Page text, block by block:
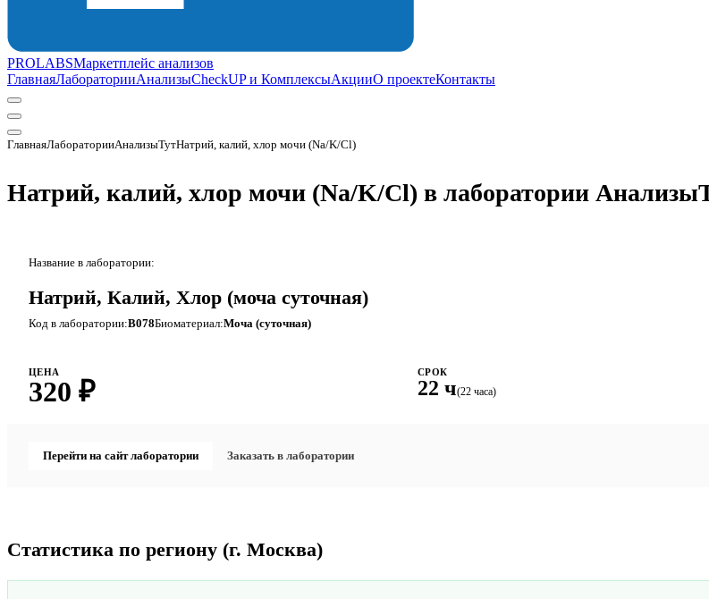
PROLABSМаркетплейс анализов
ГлавнаяЛабораторииАнализыCheckUP и КомплексыАкцииО проектеКонтакты
ГлавнаяЛабораторииАнализыТутНатрий, калий, хлор мочи (Na/K/Cl)
Натрий, калий, хлор мочи (Na/K/Cl) в лаборатории
Название в лаборатории:
Натрий, Калий, Хлор (моча суточная)
Код в лаборатории:B078Биоматериал:Моча (суточная)
ЦЕНА
320 ₽
СРОК
22 ч(22 часа)
Перейти на сайт лаборатории Заказать в лаборатории
Статистика по региону (г. Москва)